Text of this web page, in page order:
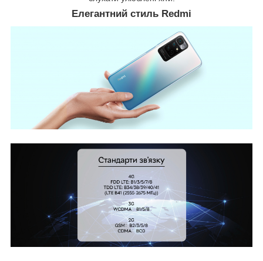
Елегантний стиль Redmi